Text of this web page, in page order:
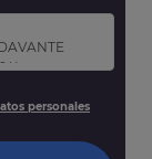
y
sus datos,
en nuestra
personales